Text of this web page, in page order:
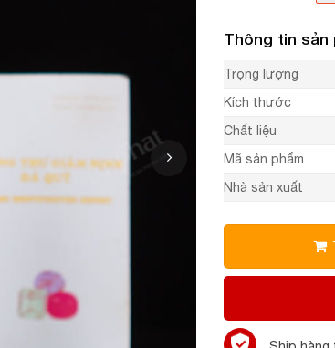
Thông tin sản
Trọng lượng
Kích thước
Chất liệu
Mã sản phẩm
Nhà sản xuất